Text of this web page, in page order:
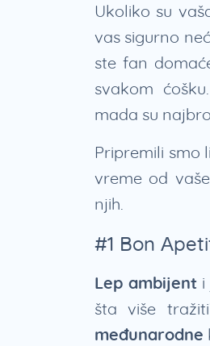
Ukoliko su
vas sigurno
ste fan
svakom
mada su
Pripremili smo
vreme od
njih.
#1 Bon
Lep ambijent i
šta više
međunarodne